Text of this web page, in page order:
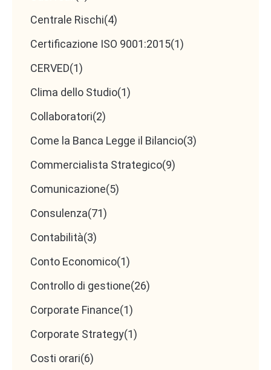
www.masterbank.it
come differenziarti dai tuoi
colleghi diventando un
Finanzialista, uno specialista
in finanziamenti d’impresa.
Centrale Rischi(4)
Certificazione ISO 9001:2015(1)
CERVED(1)
Clima dello Studio(1)
Collaboratori(2)
Come la Banca Legge il Bilancio(3)
Commercialista Strategico(9)
Comunicazione(5)
Consulenza(71)
Contabilità(3)
Conto Economico(1)
Controllo di gestione(26)
Corporate Finance(1)
Corporate Strategy(1)
Costi orari(6)